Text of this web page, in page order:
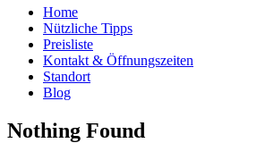
Home
Nützliche Tipps
Preisliste
Kontakt & Öffnungszeiten
Standort
Blog
Nothing Found